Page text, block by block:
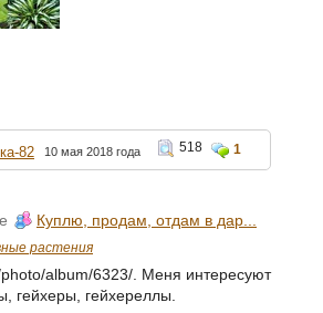
82 10 мая 2018 года 518 1
Куплю, продам, отдам в дар...
растения
album/6323/. Меня интересуют
гейхеры, гейхереллы.